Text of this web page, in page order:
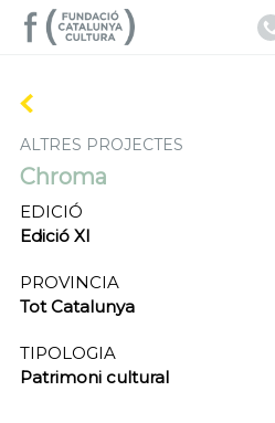
ALTRES PROJECTES
Chroma
EDICIÓ
Edició XI
PROVINCIA
Tot Catalunya
TIPOLOGIA
Patrimoni cultural